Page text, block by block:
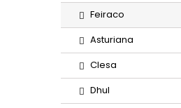
Feiraco
Asturiana
Clesa
Dhul